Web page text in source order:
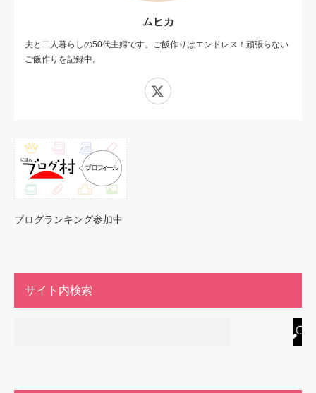
ムヒカ
夫と二人暮らしの50代主婦です。ご飯作りはエンドレス！頑張らない
ご飯作りを記録中。
ブログランキング参加中
サイト内検索